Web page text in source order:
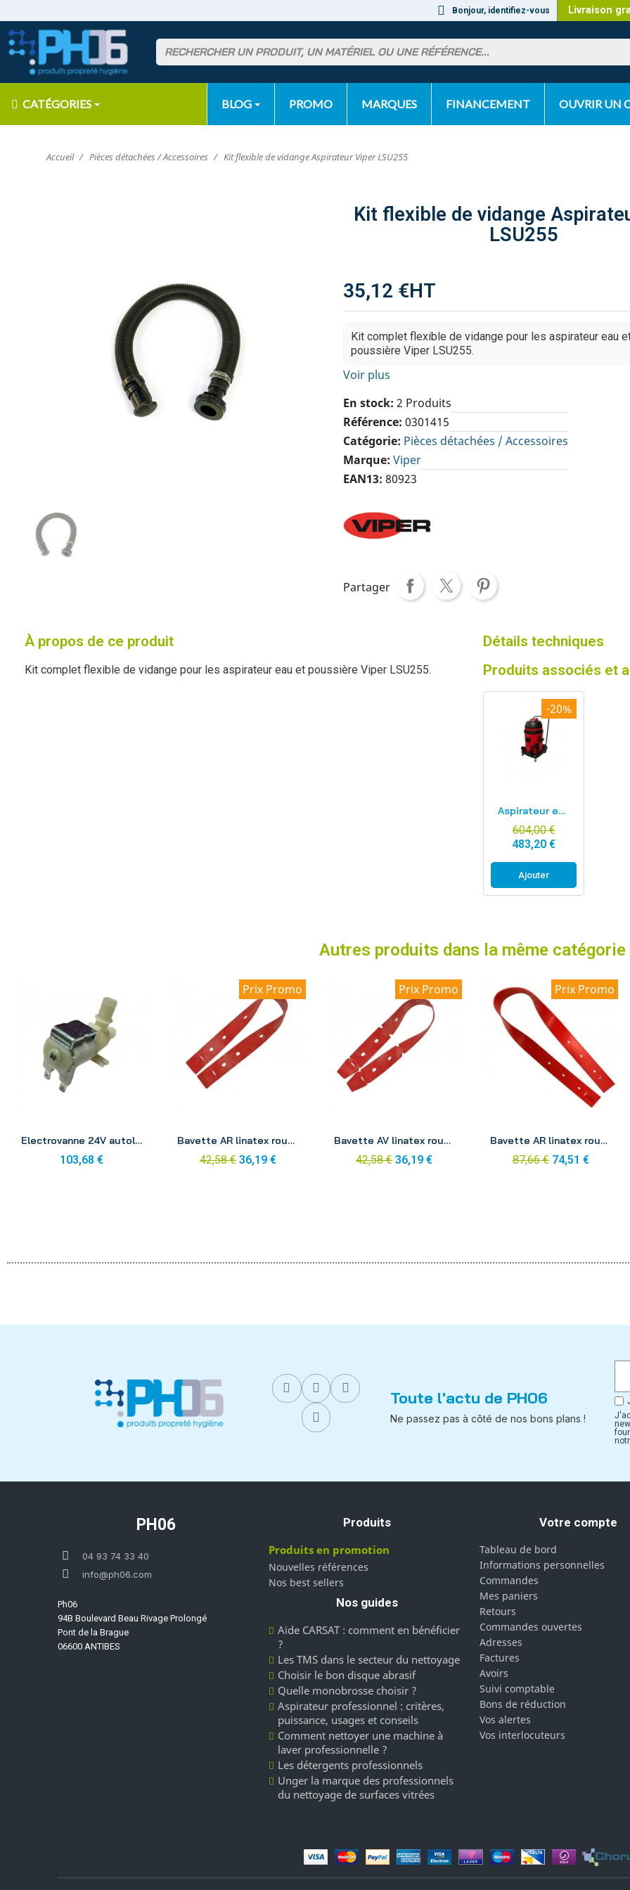
Bonjour, identifiez-vous Livraison
CATÉGORIES BLOG PROMO MARQUES FINANCEMENT OUVRIR UN
Accueil Pièces détachées / Accessoires Kit flexible de vidange Aspirateur Viper LSU255
Kit flexible de vidange
LSU255
35,12 €HT
Kit complet flexible de vidange pour les aspirateur eau
poussière Viper LSU255.
Voir plus
En stock 2 Produits
Référence 0301415
Catégorie Pièces détachées / Accessoires
Marque Viper
EAN13 80923
Partager
À propos de ce produit
Kit complet flexible de vidange pour les aspirateur eau et poussière Viper LSU255.
Détails techniques
Produits associés et
-20%
Aspirateur eau et poussiére 2000w 55L Viper Lsu255p
604,00 €
483,20 €
Ajouter
Autres produits dans la même catégorie
Electrovanne 24V autolaveuse ICA CT46
103,68 €
Prix Promo
Bavette AR linatex rouge autolaveuse ICA CT 46B
42,58 € 36,19 €
Prix Promo
Bavette AV linatex rouge autolaveuse ICA CT 46B
42,58 € 36,19 €
Prix Promo
Bavette AR linatex rouge autolaveuse ICA CT 51B
87,66 € 74,51 €
Toute l'actu de PH06
Ne passez pas à côté de nos bons plans !
PH06
04 93 74 33 40
info@ph06.com
Ph06
94B Boulevard Beau Rivage Prolongé
Pont de la Brague
06600 ANTIBES
Produits
Produits en promotion
Nouvelles références
Nos best sellers
Nos guides
Aide CARSAT : comment en bénéficier
?
Les TMS dans le secteur du nettoyage
Choisir le bon disque abrasif
Quelle monobrosse choisir ?
Aspirateur professionnel : critères,
puissance, usages et conseils
Comment nettoyer une machine à
laver professionnelle ?
Les détergents professionnels
Unger la marque des professionnels
du nettoyage de surfaces vitrées
Votre compte
Tableau de bord
Informations personnelles
Commandes
Mes paniers
Retours
Commandes ouvertes
Adresses
Factures
Avoirs
Suivi comptable
Bons de réduction
Vos alertes
Vos interlocuteurs